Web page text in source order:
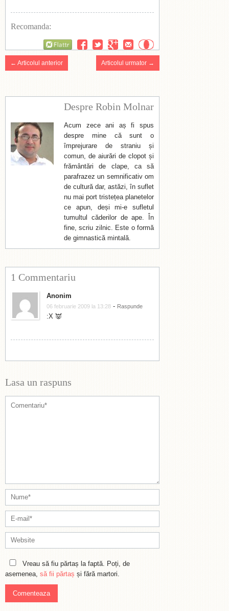
Recomanda:
← Articolul anterior Articolul urmator →
Despre Robin Molnar
Acum zece ani aș fi spus
despre mine că sunt o
împrejurare de straniu și
comun, de aiurări de clopot și
frământări de clape, ca să
parafrazez un semnificativ om
de cultură dar, astăzi, în suflet
nu mai port tristețea planetelor
ce apun, deși mi-e sufletul
tumultul căderilor de ape. În
fine, scriu zilnic. Este o formă
de gimnastică mintală.
1 Commentariu
Anonim
06 februarie 2009 la 13:28 - Raspunde
:X 👿
Lasa un raspuns
Vreau să fiu părtaș la faptă. Poți, de
asemenea, să fii părtaș și fără martori.